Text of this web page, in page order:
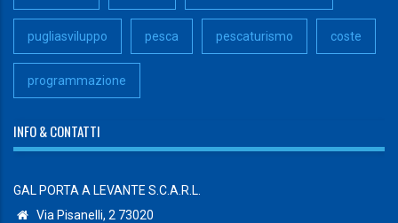
pugliasviluppo pesca pescaturismo coste
programmazione
INFO & CONTATTI
GAL PORTA A LEVANTE S.C.A.R.L.
Via Pisanelli, 2 73020